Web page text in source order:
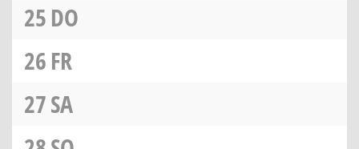
25DO
26FR
27SA